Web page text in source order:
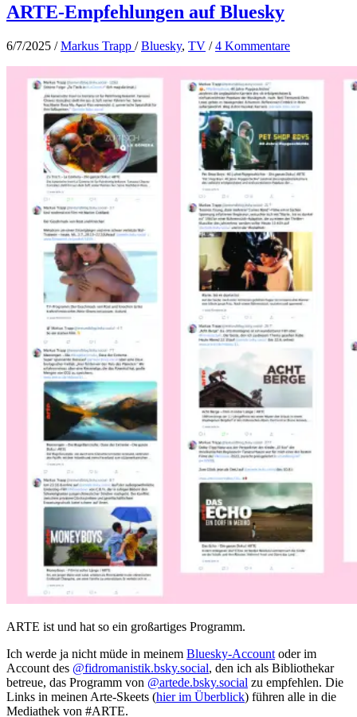
ARTE-Empfehlungen auf Bluesky
6/7/2025 /Markus Trapp /Bluesky, TV /4 Kommentare
ARTE ist und hat so ein großartiges Programm.
Ich werde ja nicht müde in meinem Bluesky-Account oder im
Account des @fidromanistik.bsky.social, den ich als Bibliothekar
betreue, das Programm von @artede.bsky.social zu empfehlen. Die
Links in meinen Arte-Skeets (hier im Überblick) führen alle in die
Mediathek von #ARTE.